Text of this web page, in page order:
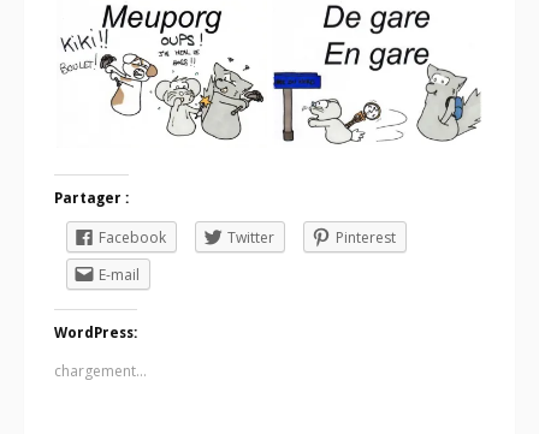
Partager :
Facebook Twitter
Pinterest
E-mail
WordPress:
chargement…